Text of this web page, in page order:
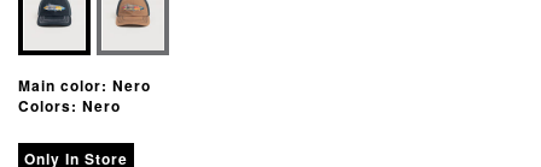
Main color: Nero
Colors: Nero
Only In Store